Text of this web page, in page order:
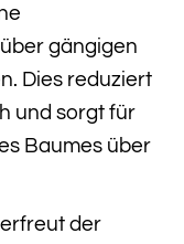
gängigen
Dies reduziert
und sorgt für
Baumes über
der